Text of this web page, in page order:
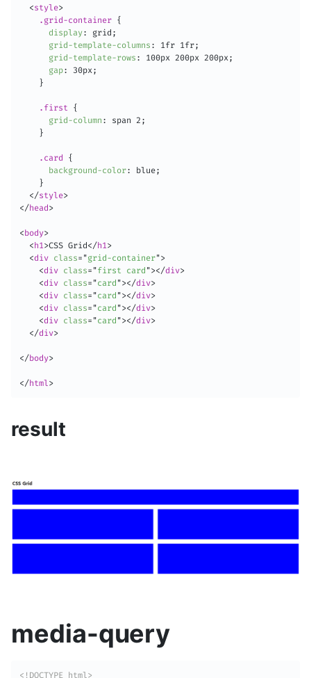
<style>
.grid-container {
display: grid ;
grid-template-columns : 1fr 1fr;
grid-template-rows : 100px 200px 200px;
gap: 30px;
}
.first
{
grid-column : span 2 ;
}
.card
{
background-color: blue;
}
</style>
</head >
< body>
< h1>CSS Grid </h1>
<div class= "grid-container">
<div class= "first card "></div>
<div class= "card "></div>
<div class= "card "></div>
<div class= "card "></div>
<div class= "card "></div>
</div>
</body>
</html>
result
media-query
<!DOCTYPE html>